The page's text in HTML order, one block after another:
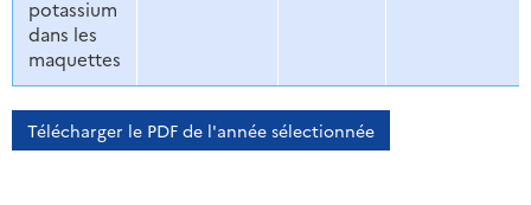
potassium
dans les
maquettes
Télécharger le PDF de l'année sélectionnée